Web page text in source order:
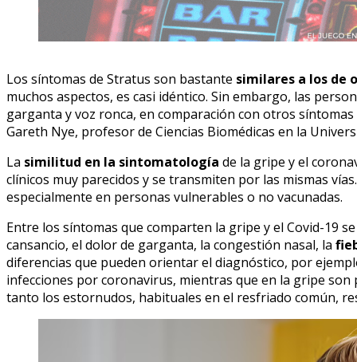
Los síntomas de Stratus son bastante similares a los de
muchos aspectos, es casi idéntico. Sin embargo, las
garganta y voz ronca, en comparación con otros
Gareth Nye, profesor de Ciencias Biomédicas en la
La similitud en la sintomatología de la gripe y el
clínicos muy parecidos y se transmiten por las mismas
especialmente en personas vulnerables o no vacunadas.
Entre los síntomas que comparten la gripe y el Covid-19
cansancio, el dolor de garganta, la congestión nasal, la
diferencias que pueden orientar el diagnóstico, por
infecciones por coronavirus, mientras que en la gripe
tanto los estornudos, habituales en el resfriado común,